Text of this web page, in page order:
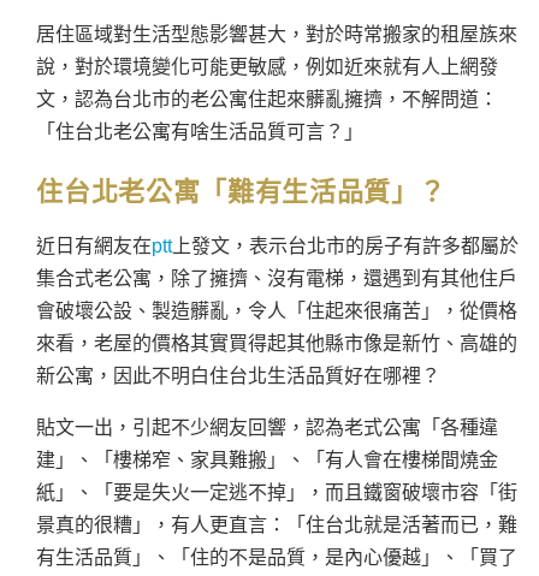
居住區域對生活型態影響甚大，對於時常搬家的租屋族來
說，對於環境變化可能更敏感，例如近來就有人上網發
文，認為台北市的老公寓住起來髒亂擁擠，不解問道：
「住台北老公寓有啥生活品質可言？」
住台北老公寓「難有生活品質」？
近日有網友在ptt上發文，表示台北市的房子有許多都屬於
集合式老公寓，除了擁擠、沒有電梯，還遇到有其他住戶
會破壞公設、製造髒亂，令人「住起來很痛苦」，從價格
來看，老屋的價格其實買得起其他縣市像是新竹、高雄的
新公寓，因此不明白住台北生活品質好在哪裡？
貼文一出，引起不少網友回響，認為老式公寓「各種違
建」、「樓梯窄、家具難搬」、「有人會在樓梯間燒金
紙」、「要是失火一定逃不掉」，而且鐵窗破壞市容「街
景真的很糟」，有人更直言：「住台北就是活著而已，難
有生活品質」、「住的不是品質，是內心優越」、「買了